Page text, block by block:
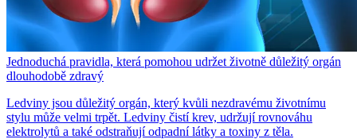
Jednoduchá pravidla, která pomohou udržet životně důležitý orgán
dlouhodobě zdravý
Ledviny jsou důležitý orgán, který kvůli nezdravému životnímu
stylu může velmi trpět. Ledviny čistí krev, udržují rovnováhu
elektrolytů a také odstraňují odpadní látky a toxiny z těla.